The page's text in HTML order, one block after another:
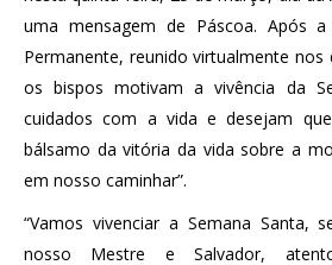
uma mensagem de Páscoa. Após
Permanente, reunido virtualmente nos
os bispos motivam a vivência da
cuidados com a vida e desejam que
bálsamo da vitória da vida sobre a
em nosso caminhar”.
“Vamos vivenciar a Semana Santa,
nosso Mestre e Salvador,